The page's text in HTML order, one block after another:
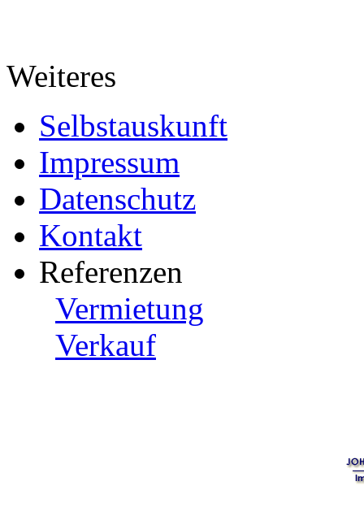
Weiteres
Selbstauskunft
Impressum
Datenschutz
Kontakt
Referenzen
Vermietung
Verkauf